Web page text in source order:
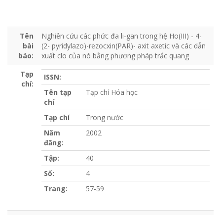
Tên
bài
báo:
Nghiên cứu các phức đa li-gan trong hệ Ho(III) - 4-
(2- pyridylazo)-rezocxin(PAR)- axit axetic và các dẫn
xuất clo của nó bằng phương pháp trắc quang
Tạp
chí:
ISSN:
Tên tạp
chí
Tạp chí Hóa học
Tạp chí
Trong nước
Năm
đăng:
2002
Tập:
40
Số:
4
Trang:
57-59